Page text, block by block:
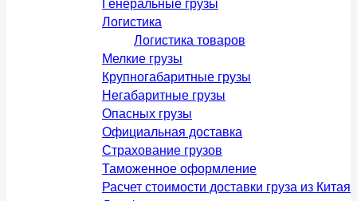
Логистика
Логистика товаров
Мелкие грузы
Крупногабаритные грузы
Негабаритные грузы
Опасных грузы
Официальная доставка
Страхование грузов
Таможенное оформление
Расчет стоимости доставки груза из Китая